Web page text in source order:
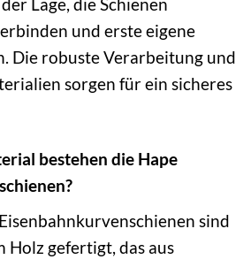
Lage, die Schienen
und erste eigene
Die robuste Verarbeitung und
sorgen für ein sicheres
bestehen die Hape
sind
Holz gefertigt, das aus